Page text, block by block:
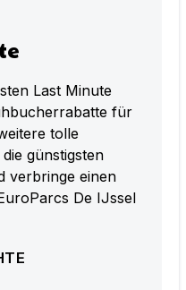
Last Minute
für
tolle
günstigsten
verbringe einen
De IJssel